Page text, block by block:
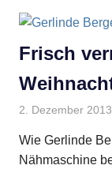
Frisch
2. Dezember 2013
Wie Gerlinde
Nähmaschine